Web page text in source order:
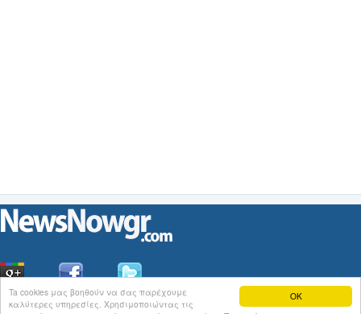
OK
Ta cookies μας βοηθούν να σας παρέχουμε
καλύτερες υπηρεσίες. Χρησιμοποιώντας τις